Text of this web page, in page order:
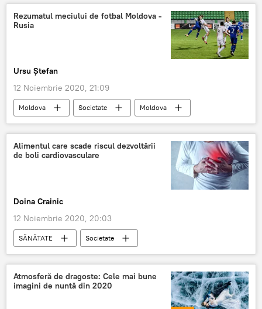
Pandemie
Rezumatul meciului de fotbal Moldova -
Rusia
Ursu Ștefan
12 Noiembrie 2020, 21:09
Moldova Societate
Moldova
Rusia
Alimentul care scade riscul dezvoltării
de boli cardiovasculare
Doina Crainic
12 Noiembrie 2020, 20:03
SĂNĂTATE
Societate
boli cardiovasculare
Atmosferă de dragoste: Cele mai bune
imagini de nuntă din 2020